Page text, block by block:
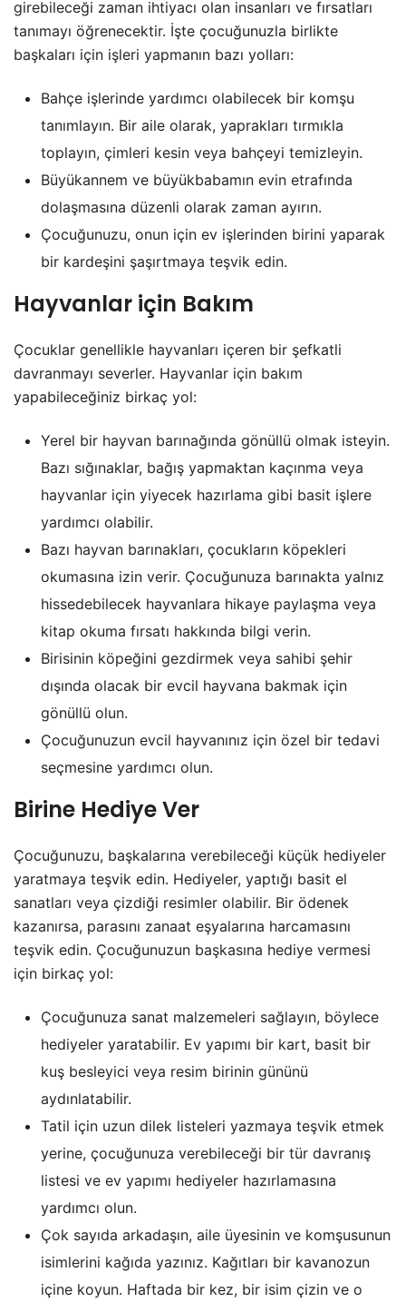
girebileceği zaman ihtiyacı olan insanları ve fırsatları
tanımayı öğrenecektir. İşte çocuğunuzla birlikte
başkaları için işleri yapmanın bazı yolları:
Bahçe işlerinde yardımcı olabilecek bir komşu
tanımlayın. Bir aile olarak, yaprakları tırmıkla
toplayın, çimleri kesin veya bahçeyi temizleyin.
Büyükannem ve büyükbabamın evin etrafında
dolaşmasına düzenli olarak zaman ayırın.
Çocuğunuzu, onun için ev işlerinden birini yaparak
bir kardeşini şaşırtmaya teşvik edin.
Hayvanlar için Bakım
Çocuklar genellikle hayvanları içeren bir şefkatli
davranmayı severler. Hayvanlar için bakım
yapabileceğiniz birkaç yol:
Yerel bir hayvan barınağında gönüllü olmak isteyin.
Bazı sığınaklar, bağış yapmaktan kaçınma veya
hayvanlar için yiyecek hazırlama gibi basit işlere
yardımcı olabilir.
Bazı hayvan barınakları, çocukların köpekleri
okumasına izin verir. Çocuğunuza barınakta yalnız
hissedebilecek hayvanlara hikaye paylaşma veya
kitap okuma fırsatı hakkında bilgi verin.
Birisinin köpeğini gezdirmek veya sahibi şehir
dışında olacak bir evcil hayvana bakmak için
gönüllü olun.
Çocuğunuzun evcil hayvanınız için özel bir tedavi
seçmesine yardımcı olun.
Birine Hediye Ver
Çocuğunuzu, başkalarına verebileceği küçük hediyeler
yaratmaya teşvik edin. Hediyeler, yaptığı basit el
sanatları veya çizdiği resimler olabilir. Bir ödenek
kazanırsa, parasını zanaat eşyalarına harcamasını
teşvik edin. Çocuğunuzun başkasına hediye vermesi
için birkaç yol:
Çocuğunuza sanat malzemeleri sağlayın, böylece
hediyeler yaratabilir. Ev yapımı bir kart, basit bir
kuş besleyici veya resim birinin gününü
aydınlatabilir.
Tatil için uzun dilek listeleri yazmaya teşvik etmek
yerine, çocuğunuza verebileceği bir tür davranış
listesi ve ev yapımı hediyeler hazırlamasına
yardımcı olun.
Çok sayıda arkadaşın, aile üyesinin ve komşusunun
isimlerini kağıda yazınız. Kağıtları bir kavanozun
içine koyun. Haftada bir kez, bir isim çizin ve o